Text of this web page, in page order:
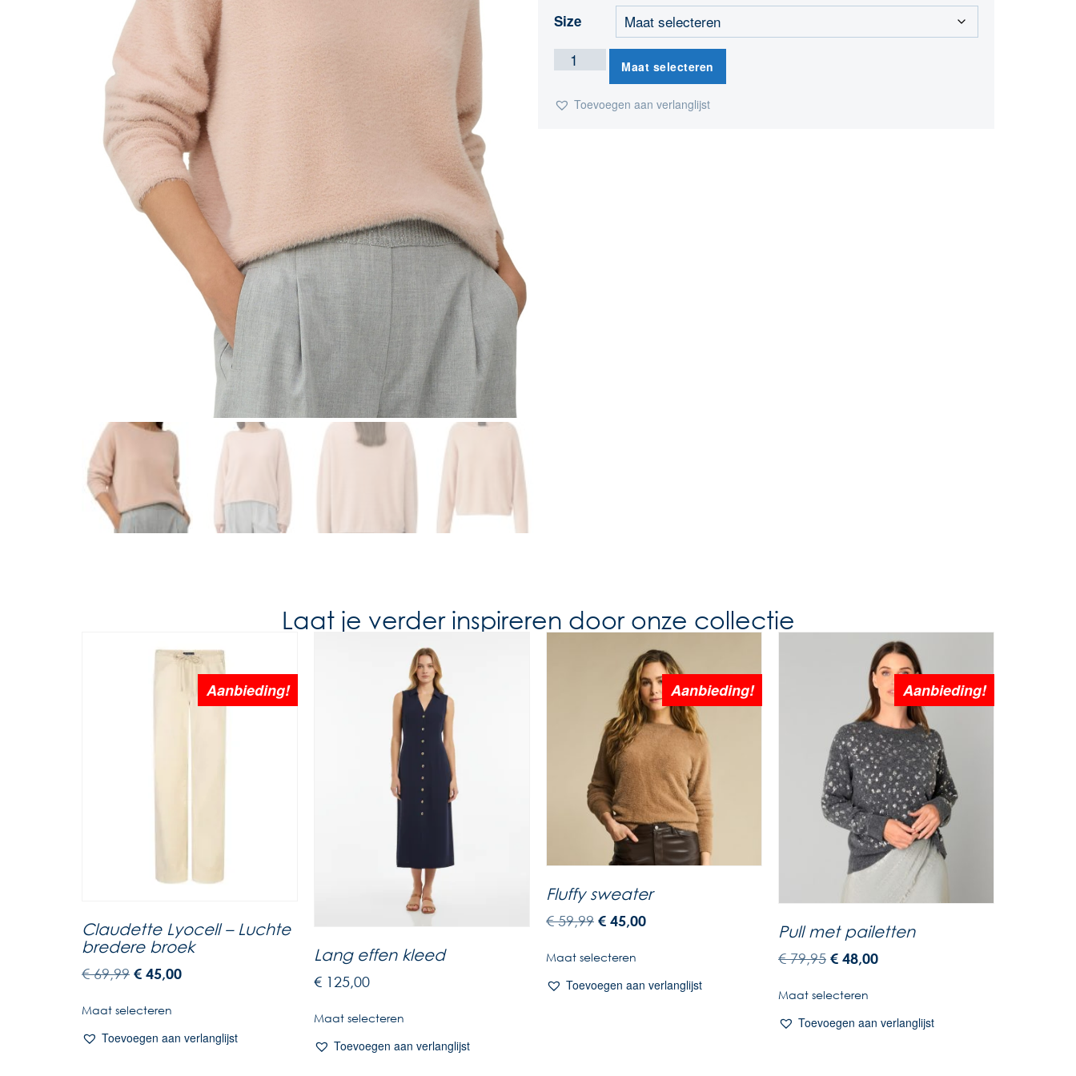
Size
Maat selecteren
Toevoegen aan verlanglijst
Laat je verder inspireren door onze collectie
Aanbieding!
Claudette Lyocell – Luchte
bredere broek
€69,99 € 45,00
Maat selecteren
Toevoegen aan verlanglijst
Lang effen kleed
€ 125,00
Maat selecteren
Toevoegen aan verlanglijst
Aanbieding!
Fluffy sweater
€59,99 € 45,00
Maat selecteren
Toevoegen aan verlanglijst
Aanbieding!
Pull met pailetten
€79,95 € 48,00
Maat selecteren
Toevoegen aan verlanglijst